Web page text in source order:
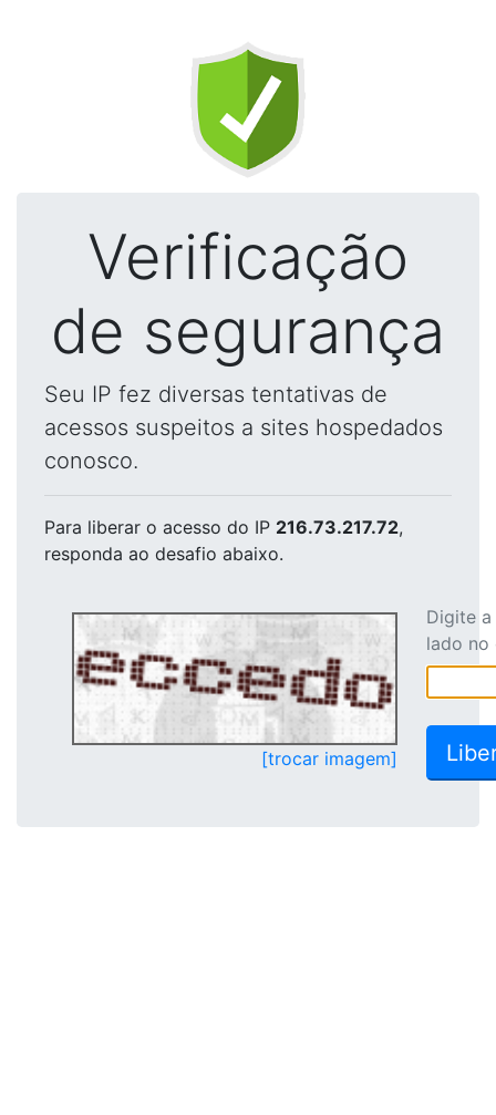
Verificação
de segurança
Seu IP fez diversas tentativas de
acessos suspeitos a sites hospedados
conosco.
Para liberar o acesso do IP 216.73.217.72,
responda ao desafio abaixo.
[trocar imagem]
Digite
lado no